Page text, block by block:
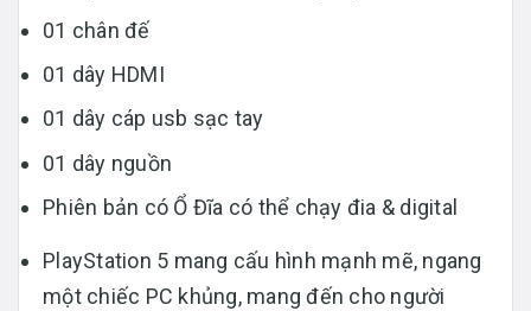
01 chân đế
01 dây HDMI
01 dây cáp usb sạc tay
01 dây nguồn
Phiên bản có Ổ Đĩa có thể chạy đia & digital
PlayStation 5 mang cấu hình mạnh mẽ, ngang
một chiếc PC khủng, mang đến cho người